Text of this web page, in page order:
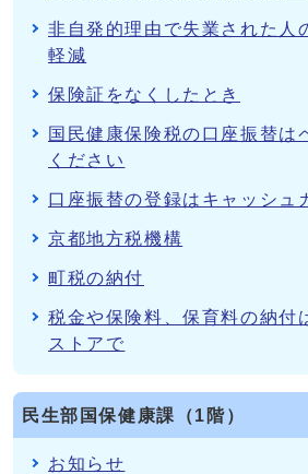
非自発的理由で失業された人
軽減
保険証をなくしたとき
国民健康保険税の口座振替は
ください
口座振替の登録はキャッシュ
京都地方税機構
町税の納付
税金や保険料、保育料の納付
ストアで
民生部国保健康課（1階）
お知らせ